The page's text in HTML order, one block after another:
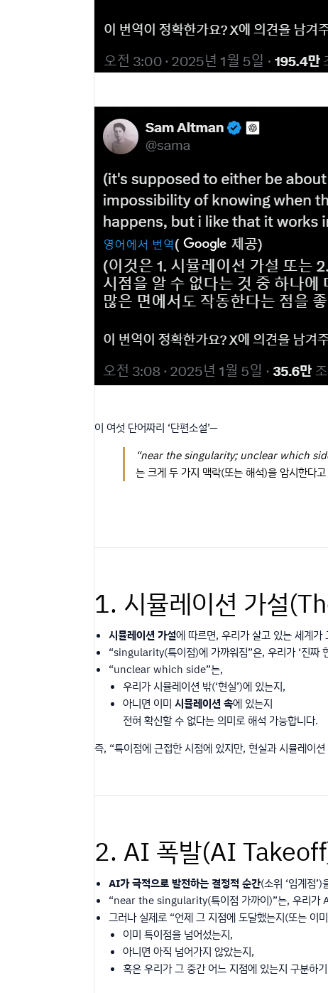
이 여섯 단어짜리 ‘단편소설’—
“near the singularity; unclear which
는 크게 두 가지 맥락(또는 해석)을 암시한다
1. 시뮬레이션 가설
시뮬레이션 가설에 따르면, 우리가 살고 있는 세계가
“singularity(특이점)에 가까워짐”은, 우리가 ‘진짜
“unclear which side”는,
우리가 시뮬레이션 밖(‘현실’)에 있는지,
아니면 이미 시뮬레이션 속에 있는지
전혀 확신할 수 없다는 의미로 해석 가능합니다.
즉, “특이점에 근접한 시점에 있지만, 현실과 시뮬레이
2. AI 폭발(AI
AI가 극적으로 발전하는 결정적 순간(소위 ‘임계점
“near the singularity(특이점 가까이)”는, 우리가
그러나 실제로 “언제 그 지점에 도달했는지(또는
이미 특이점을 넘어섰는지,
아니면 아직 넘어가지 않았는지,
혹은 우리가 그 중간 어느 지점에 있는지 구분하